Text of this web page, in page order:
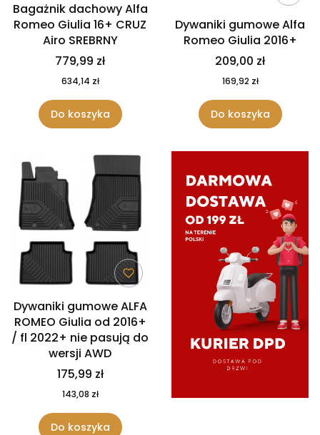
Bagażnik dachowy Alfa
Romeo Giulia 16+ CRUZ
Airo SREBRNY
779,99 zł
634,14 zł
Do koszyka
Dywaniki gumowe Alfa
Romeo Giulia 2016+
209,00 zł
169,92 zł
Do koszyka
Dywaniki gumowe ALFA
ROMEO Giulia od 2016+
/ fl 2022+ nie pasują do
wersji AWD
175,99 zł
143,08 zł
Do koszyka